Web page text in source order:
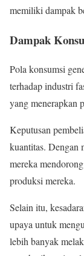
memiliki dampak
Dampak
Pola konsumsi
terhadap industri
yang menerapkan
Keputusan
kuantitas. Dengan
mereka
produksi mereka.
Selain itu,
upaya untuk
lebih banyak